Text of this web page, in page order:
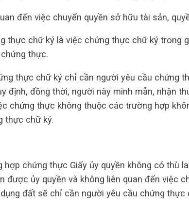
đến việc chuyển quyền sở hữu tài sản,
thực chữ ký là việc chứng thực chữ ký trong
thực.
thực chữ ký chỉ cần người yêu cầu chứng
định, đồng thời, người này minh mẫn, nhận
chứng thực không thuộc các trường hợp
thực chữ ký.
hợp chứng thực Giấy ủy quyền không có thù
được ủy quyền và không liên quan đến việc
đất sẽ chỉ cần người yêu cầu chứng thực